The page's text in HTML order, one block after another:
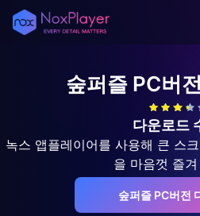
숲퍼즐 PC버
다운로드
녹스 앱플레이어를 사용해 큰 스
을 마음껏 즐
숲퍼즐 PC버전